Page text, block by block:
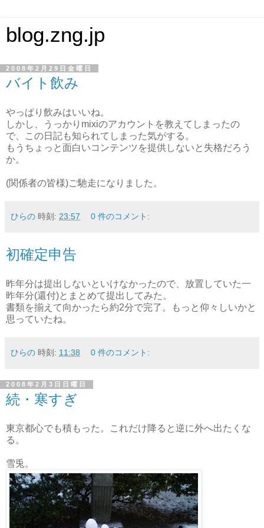
blog.zng.jp
2008年2月29日金曜日
バイト飲み
やっぱり飲みはいいね。
しかし、うっかりmixiのアカウントを教えてしまったの
で、この日記も知られてしまった気がする。
もうちょっと面白いコンテンツを提供しないと失格だろう
か。
(関係者の皆様)ご馳走になりました。
ひらの 時刻: 23:57 0 件のコメント:
初確定申告
昨年分は提出しないといけなかったので、放置していた一
昨年分(還付)とまとめて提出してみた。
書類を揃えて向かったら約2分で完了。もっと仰々しいかと
思っていたね。
ひらの 時刻: 11:38 0 件のコメント:
2008年2月3日日曜日
続・寒すぎ
東京都心でも積もった。これだけ降ると逆に外へ出たくな
る。
雪兎。